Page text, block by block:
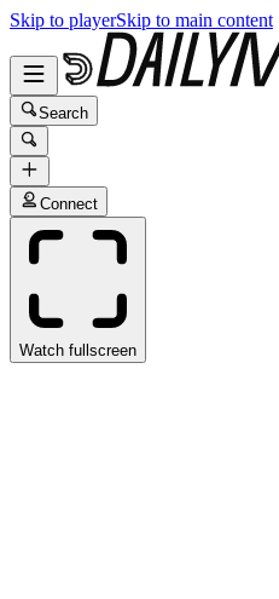
Skip to playerSkip to main content
Search
Connect
Watch fullscreen